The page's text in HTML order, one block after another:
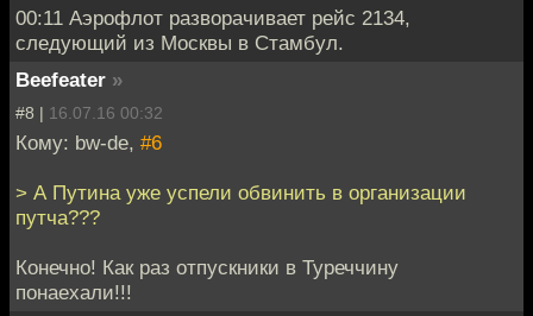
00:11 Аэрофлот разворачивает рейс 2134,
следующий из Москвы в Стамбул.
Beefeater »
#8 | 16.07.16 00:32
Кому: bw-de, #6
> А Путина уже успели обвинить в организации
путча???
Конечно! Как раз отпускники в Туреччину
понаехали!!!